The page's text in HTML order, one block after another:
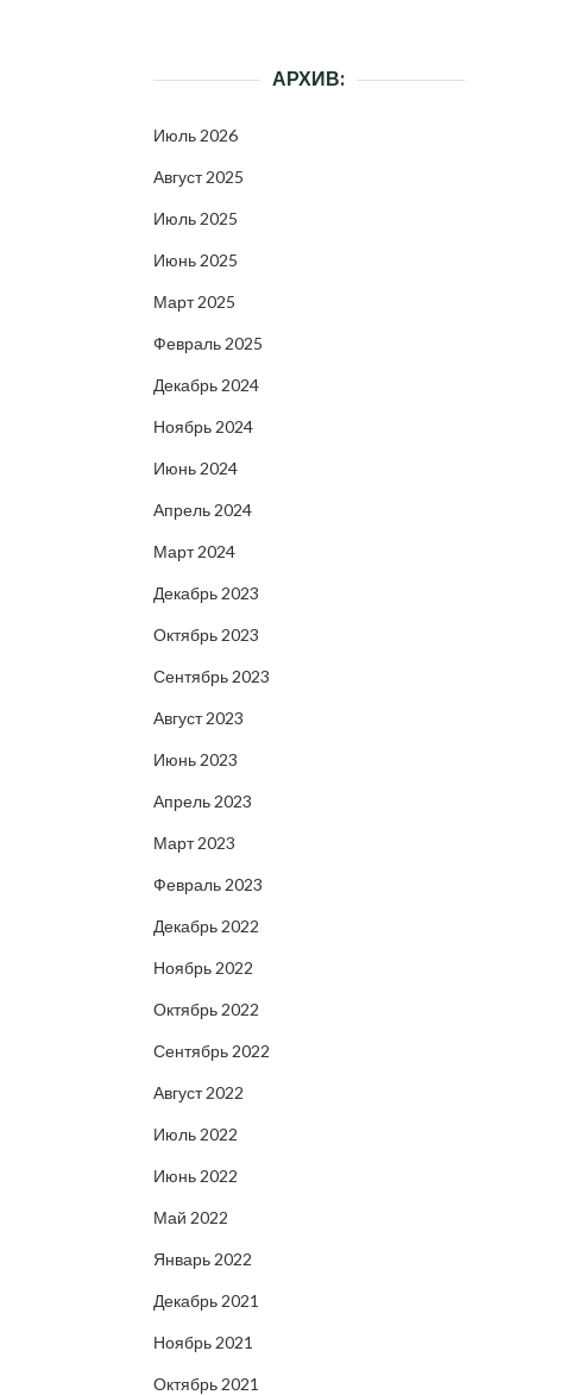
АРХИВ:
Июль 2026
Август 2025
Июль 2025
Июнь 2025
Март 2025
Февраль 2025
Декабрь 2024
Ноябрь 2024
Июнь 2024
Апрель 2024
Март 2024
Декабрь 2023
Октябрь 2023
Сентябрь 2023
Август 2023
Июнь 2023
Апрель 2023
Март 2023
Февраль 2023
Декабрь 2022
Ноябрь 2022
Октябрь 2022
Сентябрь 2022
Август 2022
Июль 2022
Июнь 2022
Май 2022
Январь 2022
Декабрь 2021
Ноябрь 2021
Октябрь 2021